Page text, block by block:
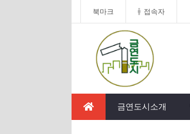
북마크 접속자
금연도시소개